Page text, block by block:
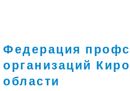
Федерация
организаций
области